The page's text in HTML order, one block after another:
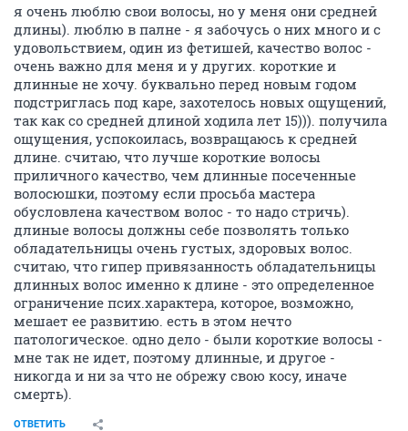
я очень люблю свои волосы, но у меня они средней
длины). люблю в палне - я забочусь о них много и с
удовольствием, один из фетишей, качество волос -
очень важно для меня и у других. короткие и
длинные не хочу. буквально перед новым годом
подстриглась под каре, захотелось новых ощущений,
так как со средней длиной ходила лет 15))). получила
ощущения, успокоилась, возвращаюсь к средней
длине. считаю, что лучше короткие волосы
приличного качество, чем длинные посеченные
волосюшки, поэтому если просьба мастера
обусловлена качеством волос - то надо стричь).
длиные волосы должны себе позволять только
обладательницы очень густых, здоровых волос.
считаю, что гипер привязанность обладательницы
длинных волос именно к длине - это определенное
ограничение псих.характера, которое, возможно,
мешает ее развитию. есть в этом нечто
патологическое. одно дело - были короткие волосы -
мне так не идет, поэтому длинные, и другое -
никогда и ни за что не обрежу свою косу, иначе
смерть).
ОТВЕТИТЬ